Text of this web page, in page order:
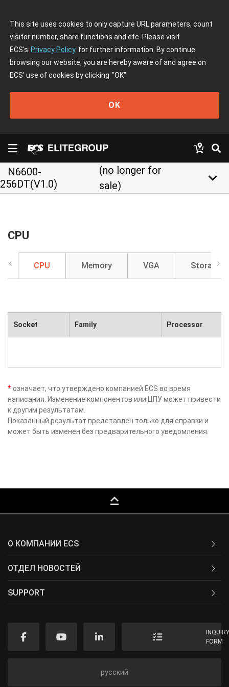
This site uses cookies to only capture URL parameters, count
visitor number, share functions and etc. Please visit
ECS's Privacy Policy for further information. By continue
browsing our website, you are hereby aware of and agree on
ECS' use of cookies by clicking "OK"
OK
N6600-
256DT(V1.0)
(no longer for
sale)
keyboard_arrow_down
CPU
CPU Memory VGA Storage
Socket Family Processor
* означает, что утверждено компанией ECS во время
написания. Изменение компонентов или ЦПУ может привести
к другим результатам.
Показанный результат представлен только для справки и
может быть изменен без предварительного уведомления.
keyboard_capslock
О КОМПАНИИ ECS
ОТДЕЛ НОВОСТЕЙ
SUPPORT
FORM
русский